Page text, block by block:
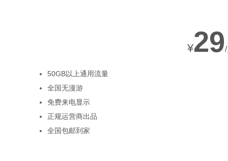
¥29
50GB以上通用流量
全国无漫游
免费来电显示
正规运营商出品
全国包邮到家